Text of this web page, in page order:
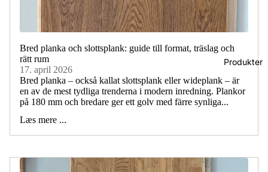
Produkter
Bred planka och slottsplank: guide till format, träslag och
rätt rum
17. april 2026
Bred planka – också kallat slottsplank eller wideplank – är
en av de mest tydliga trenderna i modern inredning. Plankor
på 180 mm och bredare ger ett golv med färre synliga...
Læs mere ...